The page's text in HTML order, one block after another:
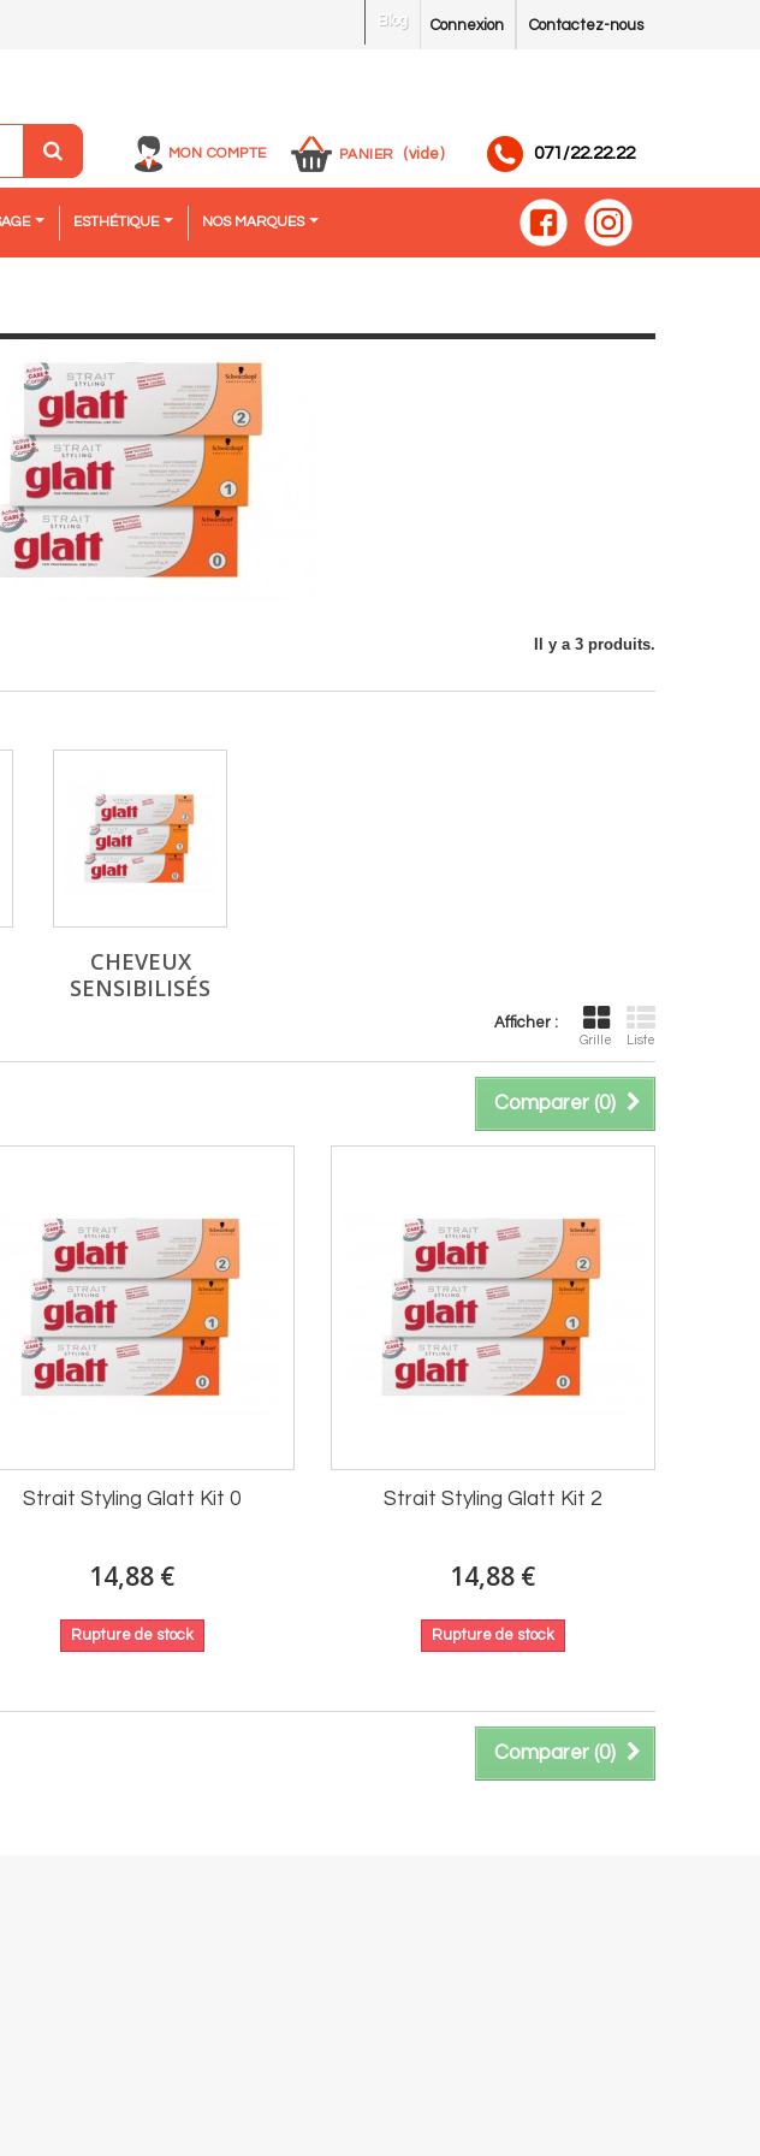
Contactez-nous
Connexion
Blog
MON COMPTE PANIER (vide) 071/22.22.22
ESTHÉTIQUE NOS MARQUES
Il y a 3 produits.
CHEVEUX
SENSIBILISÉS
Afficher :
Grille Liste
Comparer (0)
Strait Styling Glatt Kit 0
14,88 €
Rupture de stock
Strait Styling Glatt Kit 2
14,88 €
Rupture de stock
Comparer (0)